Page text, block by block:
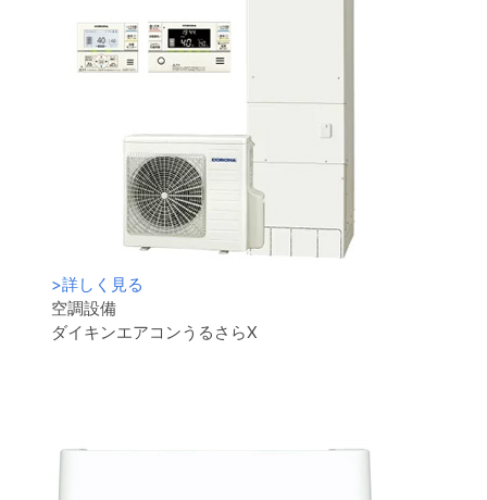
>詳しく見る
空調設備
ダイキンエアコンうるさらX